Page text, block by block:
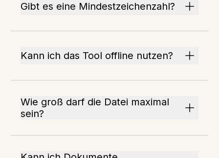
Gibt es eine Mindestzeichenzahl?
Kann ich das Tool offline nutzen?
Wie groß darf die Datei maximal
sein?